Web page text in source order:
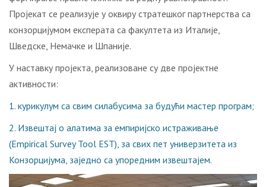
Пројекат се реализује у оквиру стратешког партнерства са
конзорцијумом експерата са факултета из Италије,
Шведске, Немачке и Шпаније.
У наставку пројекта, реализоване су две пројектне
активности:
1. курикулум са свим силабусима за будући мастер програм;
2. Извештај о алатима за емпиријско истраживање
(Empirical Survey Tool EST), за свих пет универзитета из
Конзорцијума, заједно са упоредним извештајем.